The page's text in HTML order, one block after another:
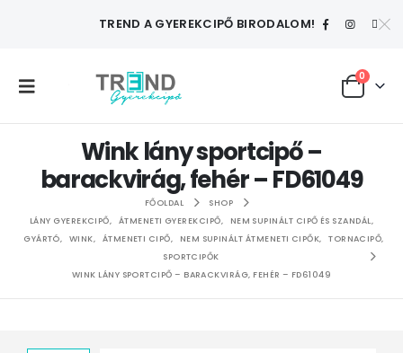
TREND A GYEREKCIPŐ BIRODALOM!
0
Wink lány sportcipő –
barackvirág, fehér – FD61049
FŐOLDAL
SHOP
LÁNY GYEREKCIPŐ, ÁTMENETI GYEREKCIPŐ, NEM SUPINÁLT CIPŐ ÉS SZANDÁL,
GYÁRTÓ, WINK, ÁTMENETI CIPŐ, NEM SUPINÁLT ÁTMENETI CIPŐK, TORNACIPŐ,
SPORTCIPŐK
WINK LÁNY SPORTCIPŐ – BARACKVIRÁG, FEHÉR – FD61049